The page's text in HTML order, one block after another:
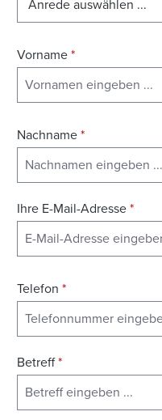
Vorname*
Nachname*
Ihre E-Mail-Adresse*
Telefon *
Betreff*